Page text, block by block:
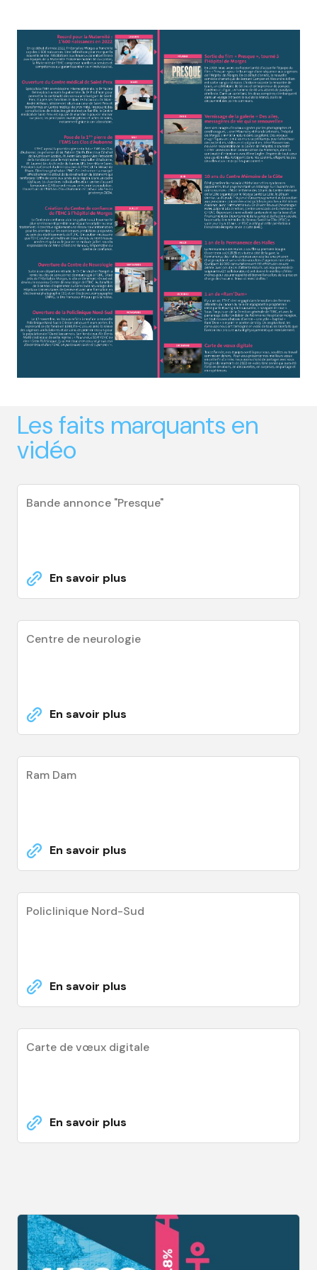
Les faits marquants en
vidéo
Bande annonce "Presque"
En savoir plus
Centre de neurologie
En savoir plus
Ram Dam
En savoir plus
Policlinique Nord-Sud
En savoir plus
Carte de vœux digitale
En savoir plus